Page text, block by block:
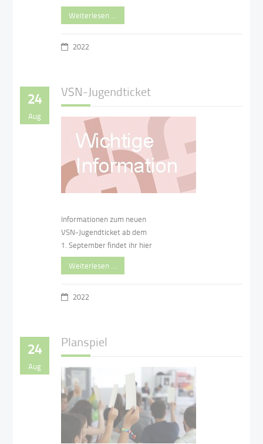
Weiterlesen …
2022
24
Aug
VSN-Jugendticket
Informationen zum neuen
VSN-Jugendticket ab dem
1. September findet ihr hier
Weiterlesen …
2022
24
Aug
Planspiel